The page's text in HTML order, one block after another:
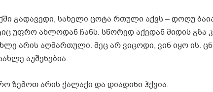
გადავედი, სახელი ცოტა რთული აქვს – დოღუ
უფრო ახლოდან ჩანს. სწორედ აქედან მიდის გზა
არის აღმართული. მეც არ ვიცოდი, ვინ იყო
აუშენებია.
ზემოთ არის ქალაქი და დიადინი ჰქვია.